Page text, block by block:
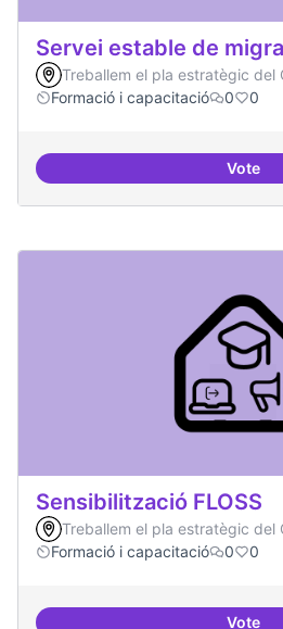
Servei estable de
Treballem el pla estratègic del
Formació i capacitació
0 0
Vote
Sensibilització FLOSS
Treballem el pla estratègic del
Formació i capacitació
0 0
Vote